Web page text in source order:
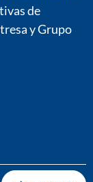
de
y Grupo